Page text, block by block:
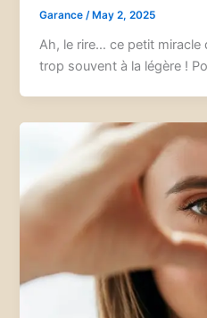
Garance/ May 2, 2025
Ah, le rire… ce petit miracle
trop souvent à la légère !